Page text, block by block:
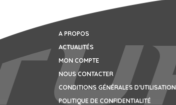
A PROPOS
ACTUALITÉS
MON COMPTE
NOUS CONTACTER
CONDITIONS GÉNÉRALES D’UTILISATION
POLITIQUE DE CONFIDENTIALITÉ